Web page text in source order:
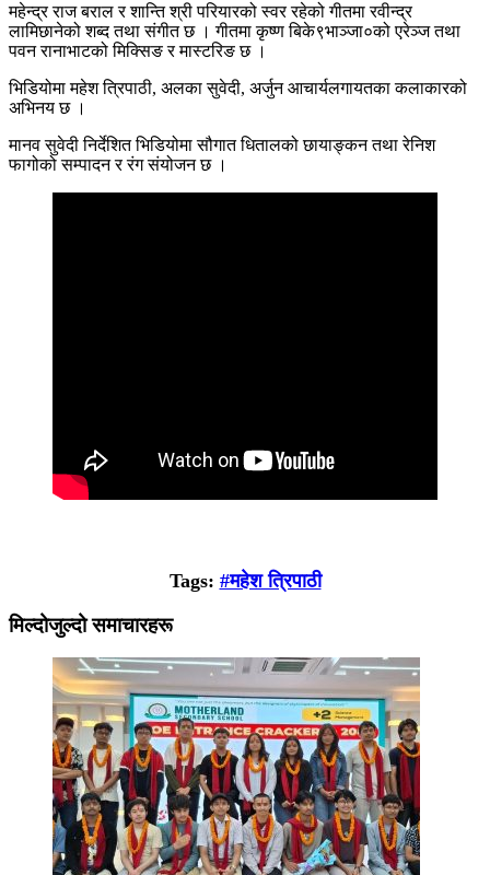
महेन्द्र राज बराल र शान्ति श्री परियारको स्वर रहेको गीतमा रवीन्द्र
लामिछानेको शब्द तथा संगीत छ । गीतमा कृष्ण बिके९भाञ्जा०को एरेञ्ज तथा
पवन रानाभाटको मिक्सिङ र मास्टरिङ छ ।
भिडियोमा महेश त्रिपाठी, अलका सुवेदी, अर्जुन आचार्यलगायतका कलाकारको
अभिनय छ ।
मानव सुवेदी निर्देशित भिडियोमा सौगात धितालको छायाङ्कन तथा रेनिश
फागोको सम्पादन र रंग संयोजन छ ।
Tags: #महेश त्रिपाठी
मिल्दोजुल्दो समाचारहरू